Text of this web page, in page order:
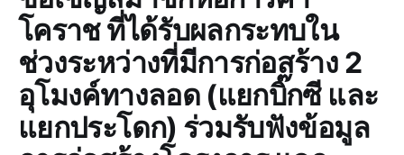
โคราช ที่ได้รับผลกระทบใน
ช่วงระหว่างที่มีการก่อสร้าง 2
อุโมงค์ทางลอด (แยกบิ๊กซี และ
แยกประโดก) ร่วมรับฟังข้อมูล